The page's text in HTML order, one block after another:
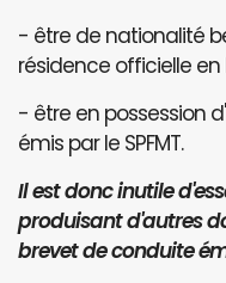
- être de nationalité
résidence officielle en
- être en possession
émis par le SPFMT.
Il est donc inutile
produisant d'autres
brevet de conduite